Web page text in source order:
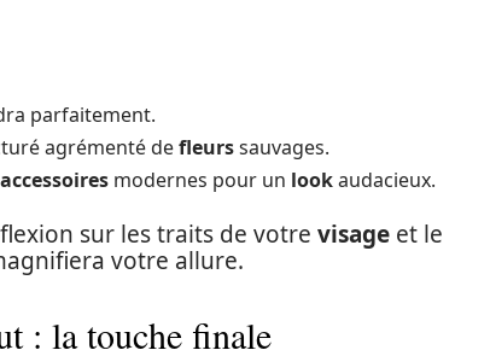
parfaitement.
agrémenté defleurssauvages.
accessoires modernes pour un lookaudacieux.
sur les traits de votre visage et le
votre allure.
: la touche finale